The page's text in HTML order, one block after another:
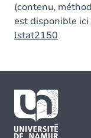
(contenu,
est disponible ici
lstat2150